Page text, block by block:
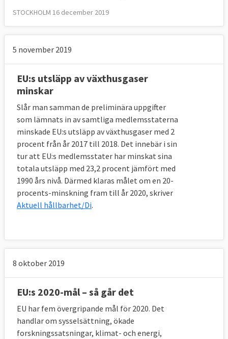
arbetskraften
STOCKHOLM 16 december 2019
5 november 2019
EU:s utsläpp av växthusgaser
minskar
Slår man samman de preliminära uppgifter
som lämnats in av samtliga medlemsstaterna
minskade EU:s utsläpp av växthusgaser med 2
procent från år 2017 till 2018. Det innebär i sin
tur att EU:s medlemsstater har minskat sina
totala utsläpp med 23,2 procent jämfört med
1990 års nivå. Därmed klaras målet om en 20-
procents-minskning fram till år 2020, skriver
Aktuell hållbarhet/Di.
8 oktober 2019
EU:s 2020-mål – så går det
EU har fem övergripande mål för 2020. Det
handlar om sysselsättning, ökade
forskningssatsningar, klimat- och energi,